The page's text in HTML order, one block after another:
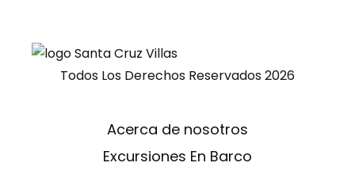
Todos Los Derechos Reservados2026
Acerca de nosotros
Excursiones En Barco